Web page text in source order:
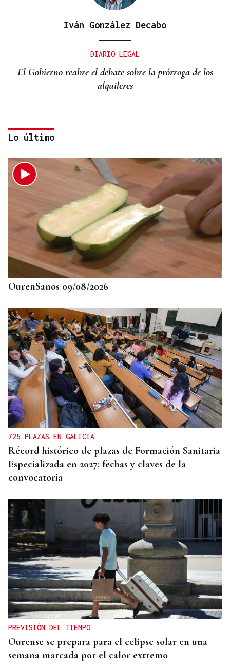
Iván González Decabo
DIARIO LEGAL
El Gobierno reabre el debate sobre la prórroga de los
alquileres
Miguel Abad Vila
TRIBUNA
Una crisis migratoria y una crisis sanitaria
Lo último
OurenSanos 09/08/2026
725 PLAZAS EN GALICIA
Récord histórico de plazas de Formación Sanitaria
Especializada en 2027: fechas y claves de la
convocatoria
PREVISIÓN DEL TIEMPO
Ourense se prepara para el eclipse solar en una
semana marcada por el calor extremo